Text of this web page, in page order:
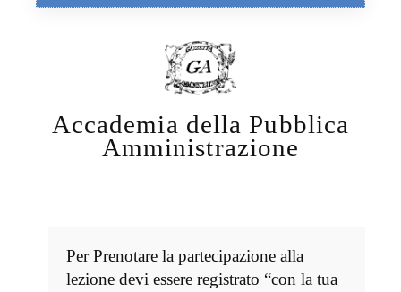
Accademia della Pubblica
Amministrazione
Per Prenotare la partecipazione alla
lezione devi essere registrato “con la tua